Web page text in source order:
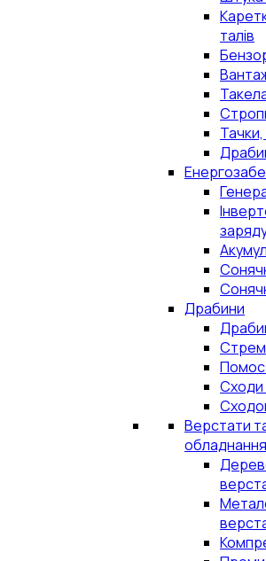
талів
Тачки,
Драбини
Сходи
Верстати
обладнання